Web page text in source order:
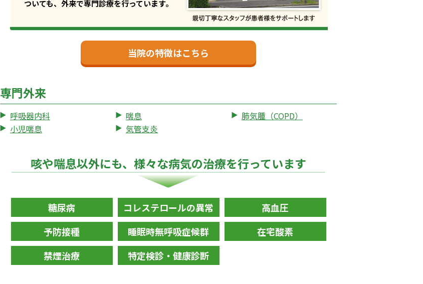
ついても、外来で専門診療を行っています。
当院の特徴はこちら
専門外来
呼吸器内科 喘息
肺気腫（COPD）
小児喘息
気管支炎
咳や喘息以外にも、様々な病気の治療を行っています
糖尿病 コレステロールの異常
高血圧
予防接種
睡眠時無呼吸症候群
在宅酸素
禁煙治療
特定検診・健康診断